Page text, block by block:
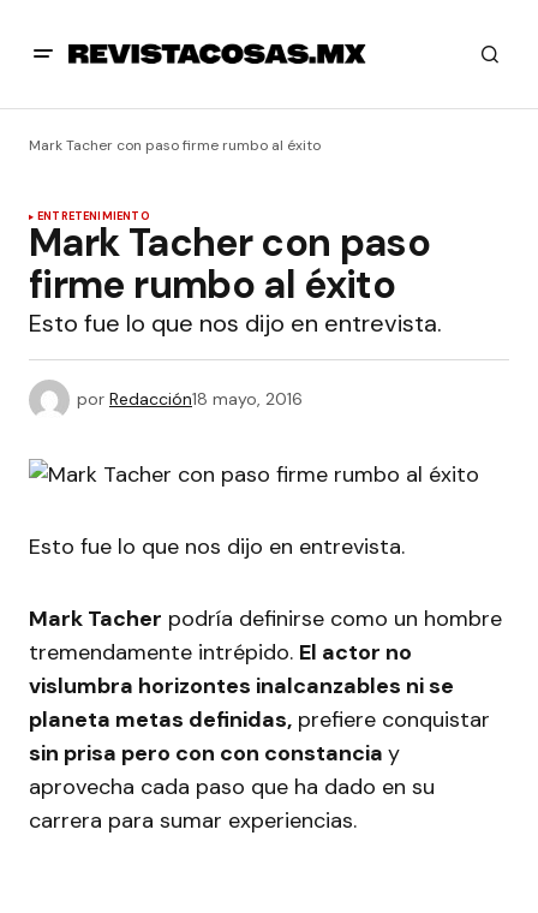
Mark Tacher con paso firme rumbo al éxito
ENTRETENIMIENTO
Mark Tacher con paso
firme rumbo al éxito
Esto fue lo que nos dijo en entrevista.
por Redacción18 mayo, 2016
Esto fue lo que nos dijo en entrevista.
Mark Tacher podría definirse como un hombre
tremendamente intrépido. El actor no
vislumbra horizontes inalcanzables ni se
planeta metas definidas, prefiere conquistar
sin prisa pero con con constancia y
aprovecha cada paso que ha dado en su
carrera para sumar experiencias.